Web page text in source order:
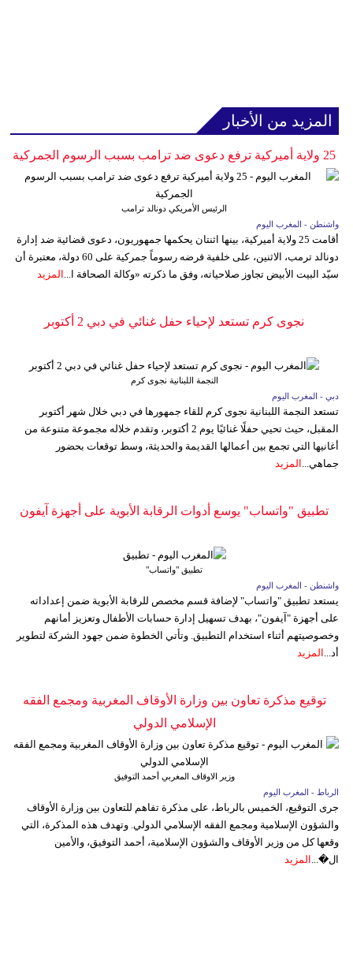
المزيد من الأخبار
25 ولاية أميركية ترفع دعوى ضد ترامب بسبب الرسوم الجمركية
الرئيس الأمريكي دونالد ترامب
واشنطن - المغرب اليوم
أقامت 25 ولاية أميركية، بينها اثنتان يحكمها جمهوريون، دعوى قضائية ضد إدارة
دونالد ترمب، الاثنين، على خلفية فرضه رسوماً جمركية على 60 دولة، معتبرة أن
سيّد البيت الأبيض تجاوز صلاحياته، وفق ما ذكرته «وكالة الصحافة ا... المزيد
نجوى كرم تستعد لإحياء حفل غنائي في دبي 2 أكتوبر
النجمة اللبنانية نجوى كرم
دبي - المغرب اليوم
تستعد النجمة اللبنانية نجوى كرم للقاء جمهورها في دبي خلال شهر أكتوبر
المقبل، حيث تحيي حفلًا غنائيًا يوم 2 أكتوبر، وتقدم خلاله مجموعة متنوعة من
أغانيها التي تجمع بين أعمالها القديمة والحديثة، وسط توقعات بحضور
جماهي... المزيد
تطبيق "واتساب" يوسع أدوات الرقابة الأبوية على أجهزة آيفون
تطبيق "واتساب"
واشنطن - المغرب اليوم
يستعد تطبيق "واتساب" لإضافة قسم مخصص للرقابة الأبوية ضمن إعداداته
على أجهزة "آيفون"، بهدف تسهيل إدارة حسابات الأطفال وتعزيز أمانهم
وخصوصيتهم أثناء استخدام التطبيق. وتأتي الخطوة ضمن جهود الشركة لتطوير
أد... المزيد
توقيع مذكرة تعاون بين وزارة الأوقاف المغربية ومجمع الفقه
الإسلامي الدولي
وزير الاوقاف المغربي أحمد التوفيق
الرباط - المغرب اليوم
جرى التوقيع، الخميس بالرباط، على مذكرة تفاهم للتعاون بين وزارة الأوقاف
والشؤون الإسلامية ومجمع الفقه الإسلامي الدولي. وتهدف هذه المذكرة، التي
وقعها كل من وزير الأوقاف والشؤون الإسلامية، أحمد التوفيق، والأمين
ال�... المزيد